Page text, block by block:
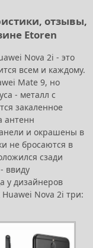
отзывы,
Etoren
Nova 2i - это
всем и каждому.
Mate 9, но
- металл с
закаленное
антенн
и окрашены в
не бросаются в
сзади
ввиду
у дизайнеров
Nova 2i три: